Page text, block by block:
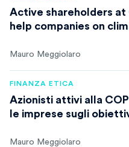
Active shareholders at
help companies on
Mauro Meggiolaro
FINANZA ETICA
Azionisti attivi alla
le imprese sugli
Mauro Meggiolaro